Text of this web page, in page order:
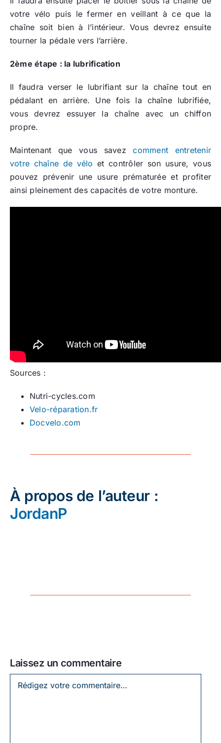
votre vélo puis le fermer en veillant à ce que la
chaîne soit bien à l’intérieur. Vous devrez ensuite
tourner la pédale vers l’arrière.
2ème étape : la lubrification
Il faudra verser le lubrifiant sur la chaîne tout en
pédalant en arrière. Une fois la chaîne lubrifiée,
vous devrez essuyer la chaîne avec un chiffon
propre.
Maintenant que vous savezcomment entretenir
votre chaîne de vélo et contrôler son usure, vous
pouvez prévenir une usure prématurée et profiter
ainsi pleinement des capacités de votre monture.
Sources :
Nutri-cycles.com
Velo-réparation.fr
Docvelo.com
À propos de l’auteur :
JordanP
Laissez un commentaire
Laissez